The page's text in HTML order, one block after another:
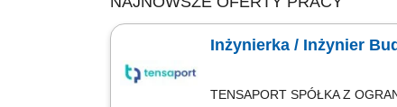
Inżynierka / Inżynier
TENSAPORT SPÓŁKA Z